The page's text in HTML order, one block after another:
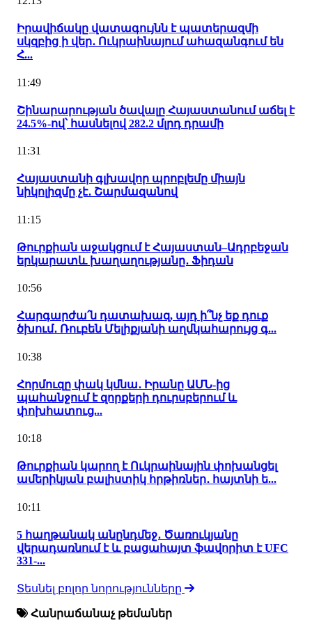
Իրավիճակը վատագույնն է պատերազմի
սկզբից ի վեր․ Ուկրաինայում ահազանգում են
Հ...
11:49
Շինարարության ծավալը Հայաստանում աճել է
24.5%-ով՝ հասնելով 282.2 մլրդ դրամի
11:31
Հայաստանի գլխավոր պրոբլեմը միայն
նիկոլիզմը չէ․ Շարմազանով
11:15
Թուրքիան աջակցում է Հայաստան–Ադրբեջան
երկարատև խաղաղությանը․ Ֆիդան
10:56
Հարգարժա՛ն դատախազ, այդ ի՞նչ եք դուք
ծխում․ Ռուբեն Մելիքյանի աղմկահարույց գ...
10:38
Հորմուզը փակ կմնա․ Իրանը ԱՄՆ-ից
պահանջում է զորքերի դուրսբերում և
փոխհատուց...
10:18
Թուրքիան կարող է Ուկրաինային փոխանցել
ամերիկյան բալիստիկ հրթիռներ․ հայտնի ե...
10:11
5 հաղթանակ անընդմեջ․ Ծառուկյանը
վերադառնում է և բացահայտ ֆավորիտ է UFC
331-...
Տեսնել բոլոր նորությունները
Հանրաճանաչ թեմաներ